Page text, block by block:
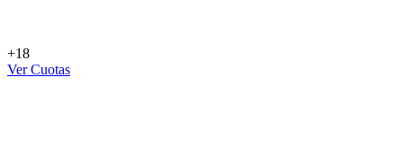
+18
Ver Cuotas